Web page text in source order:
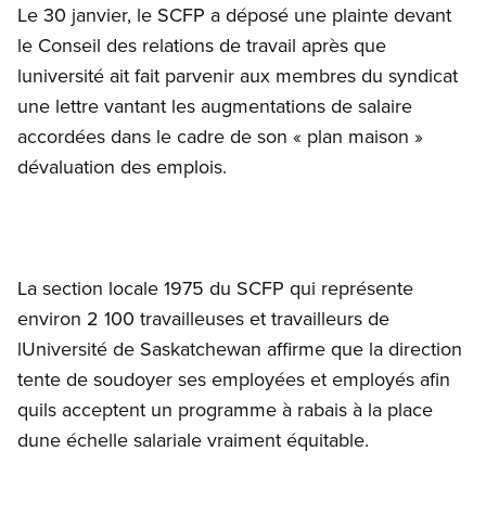
Le 30 janvier, le SCFP a déposé une plainte devant
le Conseil des relations de travail après que
luniversité ait fait parvenir aux membres du syndicat
une lettre vantant les augmentations de salaire
accordées dans le cadre de son « plan maison »
dévaluation des emplois.
La section locale 1975 du SCFP qui représente
environ 2 100 travailleuses et travailleurs de
lUniversité de Saskatchewan affirme que la direction
tente de soudoyer ses employées et employés afin
quils acceptent un programme à rabais à la place
dune échelle salariale vraiment équitable.